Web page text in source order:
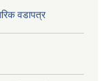
वडापत्र